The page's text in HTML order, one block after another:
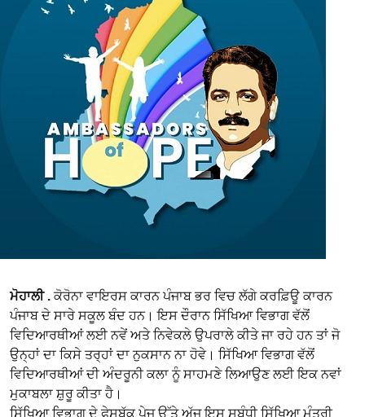
ਮੋਹਾਲੀ .ਕੋਰੋਨਾ ਵਾਇਰਸ ਕਾਰਨ ਪੰਜਾਬ ਭਰ ਵਿਚ ਲੱਗੇ ਕਰਫ਼ਿਊ ਕਾਰਨ
ਪੰਜਾਬ ਦੇ ਸਾਰੇ ਸਕੂਲ ਬੰਦ ਹਨ। ਇਸ ਦੌਰਾਨ ਸਿੱਖਿਆ ਵਿਭਾਗ ਵੱਲੋਂ
ਵਿਦਿਆਰਥੀਆਂ ਲਈ ਨਵੇਂ ਅਤੇ ਨਿਵੇਕਲੇ ਉਪਰਾਲੇ ਕੀਤੇ ਜਾ ਰਹੇ ਹਨ ਤਾਂ ਜੋ
ਉਨ੍ਹਾਂ ਦਾ ਕਿਸੇ ਤਰ੍ਹਾਂ ਦਾ ਨੁਕਸਾਨ ਨਾ ਹੋਵੇ। ਸਿੱਖਿਆ ਵਿਭਾਗ ਵੱਲੋਂ
ਵਿਦਿਆਰਥੀਆਂ ਦੀ ਅੰਦਰੂਨੀ ਕਲਾ ਨੂੰ ਸਾਹਮਣੇ ਲਿਆਉਣ ਲਈ ਇਕ ਨਵਾਂ
ਮੁਕਾਬਲਾ ਸ਼ੁਰੂ ਕੀਤਾ ਹੈ।
ਸਿੱਖਿਆ ਵਿਭਾਗ ਦੇ ਫੇਸਬੁੱਕ ਪੇਜ ਉੱਤੇ ਅੱਜ ਇਸ ਸਬੰਧੀ ਸਿੱਖਿਆ ਮੰਤਰੀ